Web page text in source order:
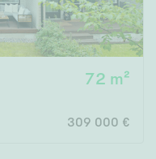
72 m²
lämmin ulkovarasto
309 000 €